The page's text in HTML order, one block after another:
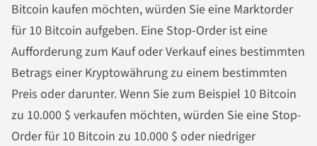
Bitcoin kaufen möchten, würden Sie eine Marktorder
für 10 Bitcoin aufgeben. Eine Stop-Order ist eine
Aufforderung zum Kauf oder Verkauf eines bestimmten
Betrags einer Kryptowährung zu einem bestimmten
Preis oder darunter. Wenn Sie zum Beispiel 10 Bitcoin
zu 10.000 $ verkaufen möchten, würden Sie eine Stop-
Order für 10 Bitcoin zu 10.000 $ oder niedriger